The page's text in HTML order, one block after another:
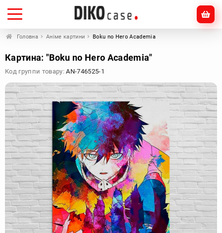
Головна Аніме картини Boku no Hero Academia
Картина: "Boku no Hero Academia"
Код группи товару:AN-746525-1